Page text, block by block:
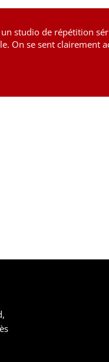
studio de répétition
On se sent clairement